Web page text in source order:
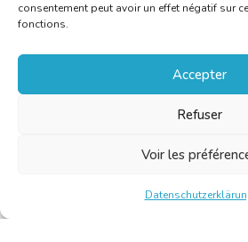
consentement peut avoir un effet négatif sur
fonctions.
Accepter
Refuser
Voir les